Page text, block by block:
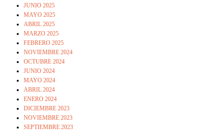
JUNIO 2025
MAYO 2025
ABRIL 2025
MARZO 2025
FEBRERO 2025
NOVIEMBRE 2024
OCTUBRE 2024
JUNIO 2024
MAYO 2024
ABRIL 2024
ENERO 2024
DICIEMBRE 2023
NOVIEMBRE 2023
SEPTIEMBRE 2023